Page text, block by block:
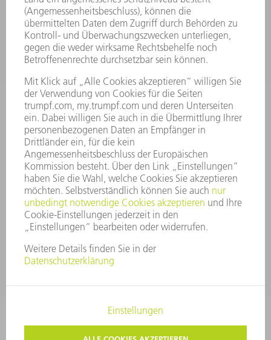
BRANCHEN
UNTERNEHMEN
KARRIERE
STELLENANGEBOTE
UNTERNEHMENSPROFIL
GESCHÄFTSBERICHT
UNTERNEHMENSGRUNDSÄTZE
COMPLIANCE
HINWEISGEBERSYSTEM
SECURITY
PRESSEMITTEILUNGEN
MAGAZINE
LIEFERANTEN
NACHHALTIGKEIT
UMWELT & KLIMA
SOZIALES & GESELLSCHAFT
UNTERNEHMENSFÜHRUNG
IMPRESSUM
DATENSCHUTZ
COPYRIGHT UND MARKENZEICHEN
AGB